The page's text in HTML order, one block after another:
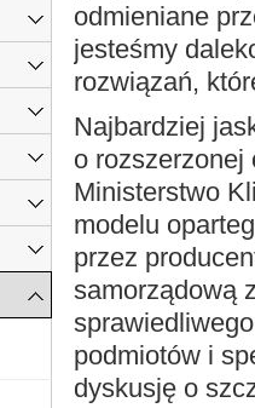
odmieniane
jesteśmy
rozwiązań,
Najbardziej
o rozszerzonej
Ministerstwo
modelu
przez
samorządową
podmiotów i
dyskusję o